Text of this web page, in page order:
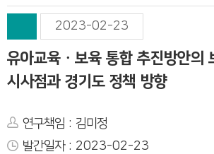
2023-02-23
유아교육ㆍ보육 통합 추진방안의
시사점과 경기도 정책 방향
연구책임 : 김미정
발간일자 : 2023-02-23